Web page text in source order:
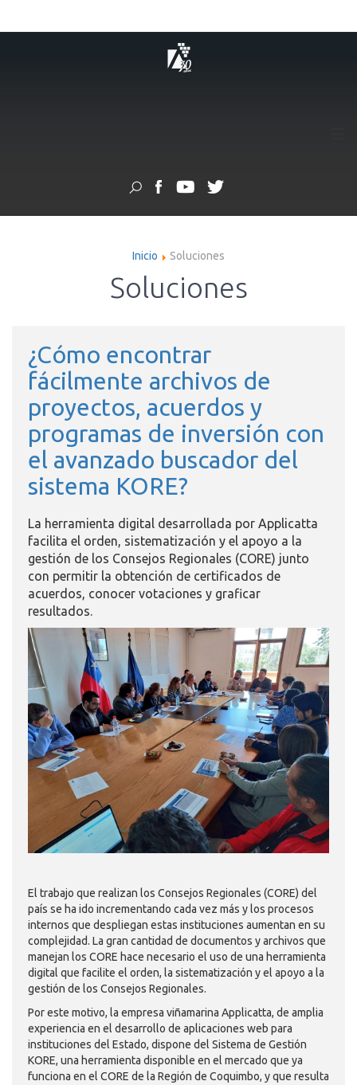
Inicio Soluciones
Soluciones
¿Cómo encontrar
fácilmente archivos de
proyectos, acuerdos y
programas de inversión con
el avanzado buscador del
sistema KORE?
La herramienta digital desarrollada por Applicatta
facilita el orden, sistematización y el apoyo a la
gestión de los Consejos Regionales (CORE) junto
con permitir la obtención de certificados de
acuerdos, conocer votaciones y graficar
resultados.
El trabajo que realizan los Consejos Regionales (CORE) del
país se ha ido incrementando cada vez más y los procesos
internos que despliegan estas instituciones aumentan en su
complejidad. La gran cantidad de documentos y archivos que
manejan los CORE hace necesario el uso de una herramienta
digital que facilite el orden, la sistematización y el apoyo a la
gestión de los Consejos Regionales.
Por este motivo, la empresa viñamarina Applicatta, de amplia
experiencia en el desarrollo de aplicaciones web para
instituciones del Estado, dispone del Sistema de Gestión
KORE, una herramienta disponible en el mercado que ya
funciona en el CORE de la Región de Coquimbo, y que resulta